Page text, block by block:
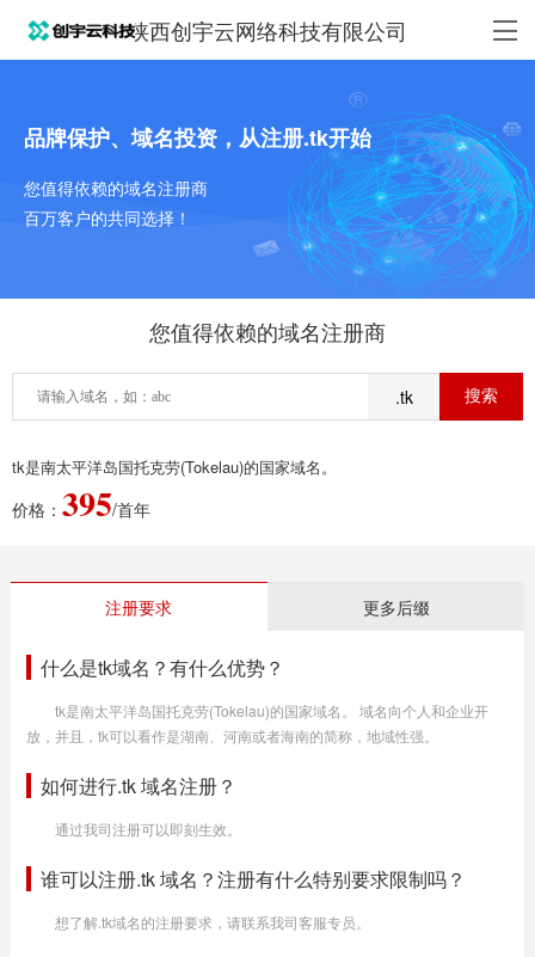
陕西创宇云网络科技有限公司
品牌保护、域名投资，从注册.tk开始
您值得依赖的域名注册商
百万客户的共同选择！
您值得依赖的域名注册商
.tk
tk是南太平洋岛国托克劳(Tokelau)的国家域名。
价格： 395/首年
注册要求 更多后缀
什么是tk域名？有什么优势？
tk是南太平洋岛国托克劳(Tokelau)的国家域名。 域名向个人和企业开
放，并且，tk可以看作是湖南、河南或者海南的简称，地域性强。
如何进行.tk 域名注册？
通过我司注册可以即刻生效。
谁可以注册.tk 域名？注册有什么特别要求限制吗？
想了解.tk域名的注册要求，请联系我司客服专员。